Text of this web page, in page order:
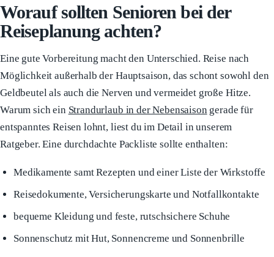
Worauf sollten Senioren bei der
Reiseplanung achten?
Eine gute Vorbereitung macht den Unterschied. Reise nach
Möglichkeit außerhalb der Hauptsaison, das schont sowohl den
Geldbeutel als auch die Nerven und vermeidet große Hitze.
Warum sich ein Strandurlaub in der Nebensaison gerade für
entspanntes Reisen lohnt, liest du im Detail in unserem
Ratgeber. Eine durchdachte Packliste sollte enthalten:
Medikamente samt Rezepten und einer Liste der Wirkstoffe
Reisedokumente, Versicherungskarte und Notfallkontakte
bequeme Kleidung und feste, rutschsichere Schuhe
Sonnenschutz mit Hut, Sonnencreme und Sonnenbrille